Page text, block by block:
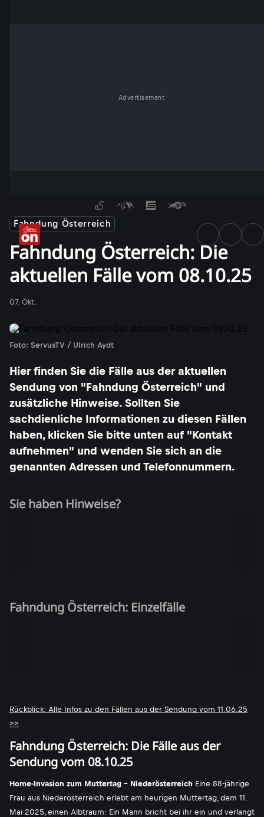
Advertisement
Fahndung Österreich
Fahndung Österreich: Die
aktuellen Fälle vom 08.10.25
07. Okt.
Foto: ServusTV / Ulrich Aydt
Hier finden Sie die Fälle aus der aktuellen
Sendung von "Fahndung Österreich" und
zusätzliche Hinweise. Sollten Sie
sachdienliche Informationen zu diesen Fällen
haben, klicken Sie bitte unten auf "Kontakt
aufnehmen" und wenden Sie sich an die
genannten Adressen und Telefonnummern.
Sie haben Hinweise?
Fahndung Österreich: Einzelfälle
Rückblick: Alle Infos zu den Fällen aus der Sendung vom 11.06.25
>>
Fahndung Österreich: Die Fälle aus der
Sendung vom 08.10.25
Home-Invasion zum Muttertag - Niederösterreich Eine 88-jährige
Frau aus Niederösterreich erlebt am heurigen Muttertag, dem 11.
Mai 2025, einen Albtraum: Ein Mann bricht bei ihr ein und verlangt